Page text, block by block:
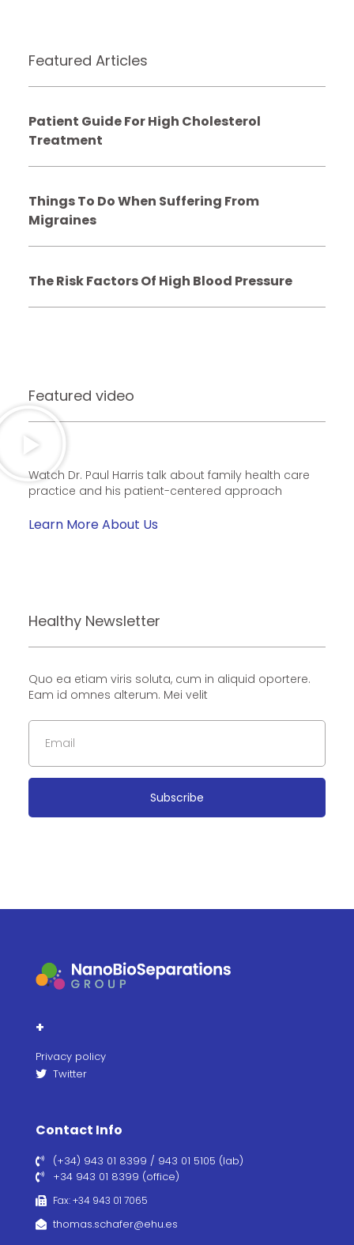
Featured Articles
Patient Guide For High Cholesterol
Treatment
Things To Do When Suffering From
Migraines
The Risk Factors Of High Blood Pressure
Featured video
Watch Dr. Paul Harris talk about family health care
practice and his patient-centered approach
Learn More About Us
Healthy Newsletter
Quo ea etiam viris soluta, cum in aliquid oportere.
Eam id omnes alterum. Mei velit
Subscribe
+
Privacy policy
Twitter
Contact Info
(+34) 943 01 8399 / 943 01 5105 (lab)
+34 943 01 8399 (office)
Fax: +34 943 01 7065
thomas.schafer@ehu.es